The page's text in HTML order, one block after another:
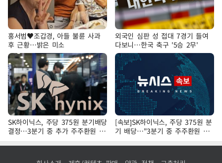
홍서범♥조갑경, 아들 불륜 사과
후 근황…밝은 미소
외국인 심판 성 접대 7경기 들여
다보니…한국 축구 '5승 2무'
SK하이닉스, 주당 375원 분기배당
결정…3분기 중 추가 주주환원 발
표
[속보]SK하이닉스, 주당 375원 분
기 배당…"3분기 중 주주환원 방
안 확정"